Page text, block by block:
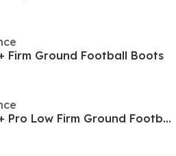
Firm Ground Football Boots
Tekela V4+ Pro Low Firm Ground Football Boots